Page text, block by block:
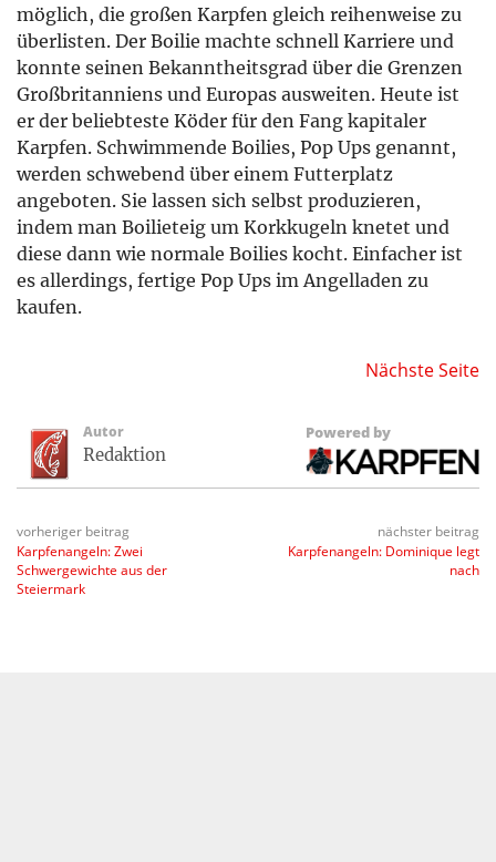
möglich, die großen Karpfen gleich reihenweise zu
überlisten. Der Boilie machte schnell Karriere und
konnte seinen ­Bekanntheitsgrad über die Grenzen
Großbritanniens und Europas ausweiten. Heute ist
er der beliebteste Köder für den Fang kapitaler
Karpfen. Schwimmende Boilies, Pop Ups genannt,
werden schwebend über einem Futterplatz
angeboten. Sie lassen sich selbst produzieren,
indem man Boilieteig um Korkkugeln knetet und
diese dann wie normale Boilies kocht. Einfacher ist
es allerdings, fertige Pop Ups im Angelladen zu
kaufen.
Nächste Seite
Autor
Redaktion
Powered by
vorheriger beitrag
Karpfenangeln: Zwei
Schwergewichte aus der
Steiermark
nächster beitrag
Karpfenangeln: Dominique legt
nach